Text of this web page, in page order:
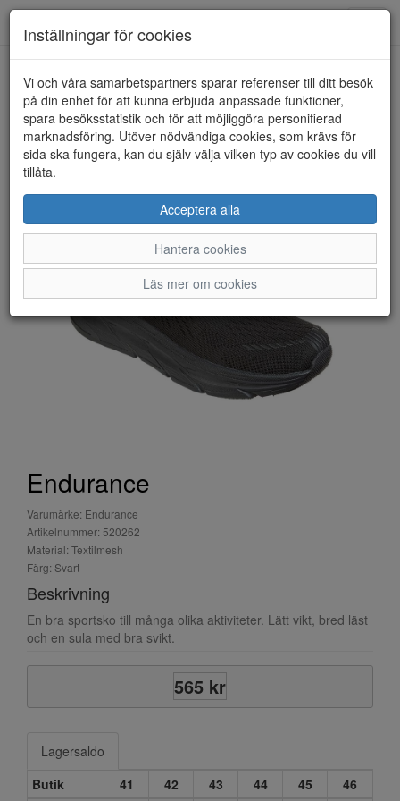
HEM ENDURANCE
Endurance
Varumärke: Endurance
Artikelnummer: 520262
Material: Textilmesh
Färg: Svart
Beskrivning
En bra sportsko till många olika aktiviteter. Lätt vikt, bred läst
och en sula med bra svikt.
565 kr
Lagersaldo
Butik
41 42 43 44 45 46
Inställningar för cookies
Vi och våra samarbetspartners sparar referenser till ditt besök
på din enhet för att kunna erbjuda anpassade funktioner,
spara besöksstatistik och för att möjliggöra personifierad
marknadsföring. Utöver nödvändiga cookies, som krävs för
sida ska fungera, kan du själv välja vilken typ av cookies du vill
tillåta.
Acceptera alla
Hantera cookies
Läs mer om cookies